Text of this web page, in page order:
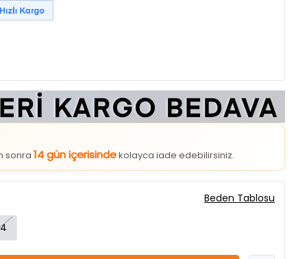
sonra14 gün içerisindekolayca iade edebilirsiniz.